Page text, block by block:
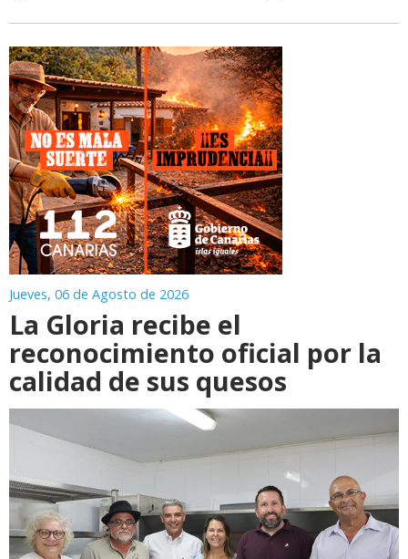
Jueves, 06 de Agosto de 2026
La Gloria recibe el
reconocimiento oficial por la
calidad de sus quesos